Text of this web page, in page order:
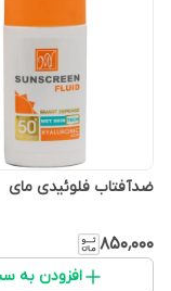
ضدآفتاب فلوئیدی مای
۸۵۰٬۰۰۰
افزودن به